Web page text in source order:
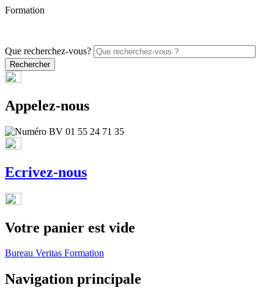
Formation
Que recherchez-vous?
Appelez-nous
Ecrivez-nous
Votre panier est vide
Bureau Veritas Formation
Navigation principale